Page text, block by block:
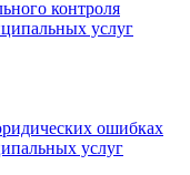
контроля
услуг
ошибках
услуг